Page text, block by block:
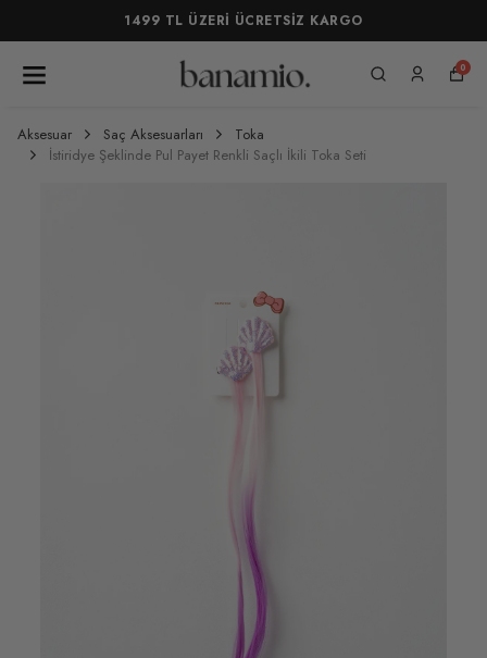
1499 TL ÜZERİ ÜCRETSİZ KARGO
0
Aksesuar Saç Aksesuarları
Toka
İstiridye Şeklinde Pul Payet Renkli Saçlı İkili Toka Seti